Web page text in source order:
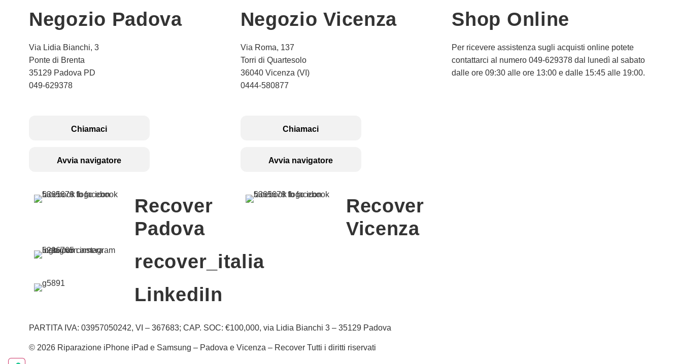
Negozio Padova
Via Lidia Bianchi, 3
Ponte di Brenta
35129 Padova PD
049-629378
Chiamaci
Avvia navigatore
Recover
Padova
recover_italia
LinkediIn
Negozio Vicenza
Via Roma, 137
Torri di Quartesolo
36040 Vicenza (VI)
0444-580877
Chiamaci
Avvia navigatore
Recover
Vicenza
Shop Online
Per ricevere assistenza sugli acquisti online potete
contattarci al numero 049-629378 dal lunedì al sabato
dalle ore 09:30 alle ore 13:00 e dalle 15:45 alle 19:00.
PARTITA IVA: 03957050242, VI – 367683; CAP. SOC: €100,000, via Lidia Bianchi 3 – 35129 Padova
© 2026 Riparazione iPhone iPad e Samsung – Padova e Vicenza – Recover Tutti i diritti riservati